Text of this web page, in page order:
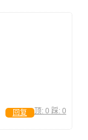
顶: 0 踩: 0
回复